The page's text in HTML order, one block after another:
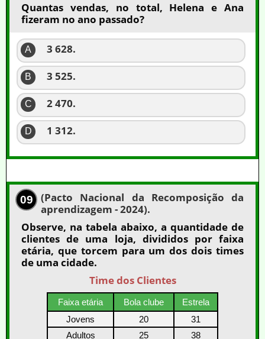
Quantas vendas, no total, Helena e Ana
fizeram no ano passado?
A 3 628.
B 3 525.
C 2 470.
D 1 312.
09
(Pacto Nacional da Recomposição da
aprendizagem - 2024).
Observe, na tabela abaixo, a quantidade de
clientes de uma loja, divididos por faixa
etária, que torcem para um dos dois times
de uma cidade.
Time dos Clientes
Faixa etária Bola clube
Estrela
Jovens
20
31
Adultos
25
38